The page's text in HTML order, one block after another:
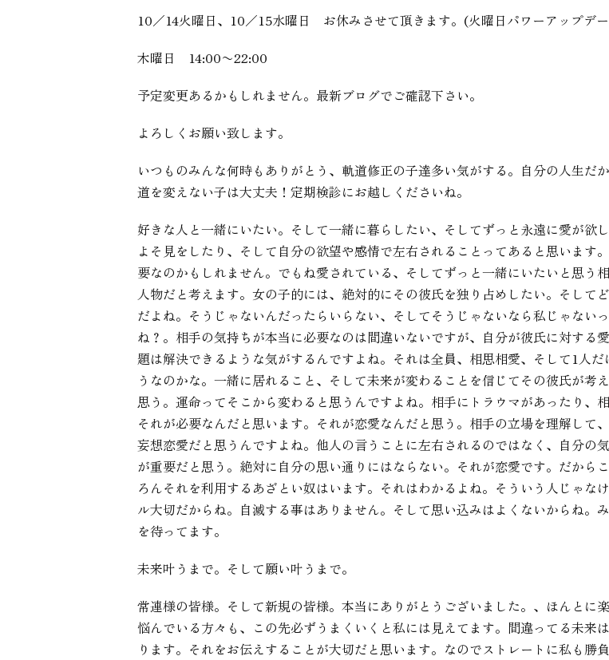
10／14火曜日、10／15水曜日 お休みさせて頂きます。(火曜日パワーアップデ
木曜日 14:00〜22:00
予定変更あるかもしれません。最新ブログでご確認下さい。
よろしくお願い致します。
いつものみんな何時もありがとう、軌道修正の子達多い気がする。自分の人生だ
道を変えない子は大丈夫！定期検診にお越しくださいね。
好きな人と一緒にいたい。そして一緒に暮らしたい、そしてずっと永遠に愛が欲
よそ見をしたり、そして自分の欲望や感情で左右されることってあると思いま
要なのかもしれません。でもね愛されている、そしてずっと一緒にいたいと思う
人物だと考えます。女の子的には、絶対的にその彼氏を独り占めしたい。そして
だよね。そうじゃないんだったらいらない、そしてそうじゃないなら私じゃない
ね？。相手の気持ちが本当に必要なのは間違いないですが、自分が彼氏に対する
題は解決できるような気がするんですよね。それは全員、相思相愛、そして1人
うなのかな。一緒に居れること、そして未来が変わることを信じてその彼氏が考
思う。運命ってそこから変わると思うんですよね。相手にトラウマがあったり、
それが必要なんだと思います。それが恋愛なんだと思う。相手の立場を理解して
妄想恋愛だと思うんですよね。他人の言うことに左右されるのではなく、自分の
が重要だと思う。絶対に自分の思い通りにはならない。それが恋愛です。だから
ろんそれを利用するあざとい奴はいます。それはわかるよね。そういう人じゃな
ル大切だからね。自滅する事はありません。そして思い込みはよくないからね。
を待ってます。
未来叶うまで。そして願い叶うまで。
常連様の皆様。そして新規の皆様。本当にありがとうございました。、ほんとに
悩んでいる方々も、この先必ずうまくいくと私には見えてます。間違ってる未来
ります。それをお伝えすることが大切だと思います。なのでストレートに私も